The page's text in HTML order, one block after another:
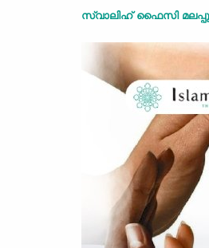
സ്വാലിഹ് ഫൈസി